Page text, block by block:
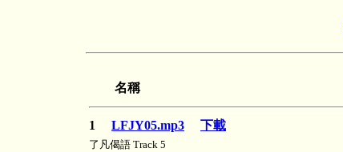
名稱
1 LFJY05.mp3 下載
了凡偈語 Track 5